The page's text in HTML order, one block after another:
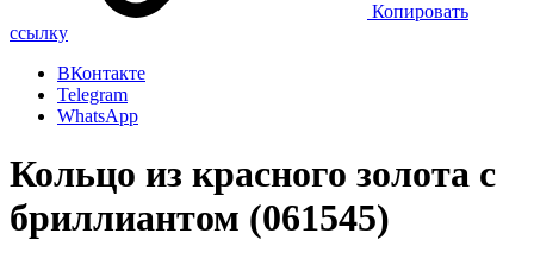
Копировать
ссылку
ВКонтакте
Telegram
WhatsApp
Кольцо из красного золота с
бриллиантом (061545)